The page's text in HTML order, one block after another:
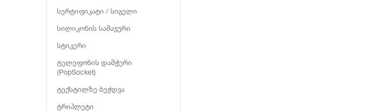
სერტიფიკატი / სიგელი
სილიკონის სამაჯური
სტიკერი
ტელეფონის დამჭერი
(PopSocket)
ტექსტილზე ბეჭდვა
ტრიპლეტი